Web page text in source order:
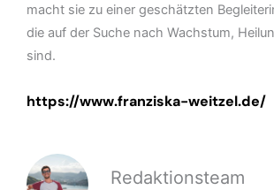
macht sie zu einer geschätzten
die auf der Suche nach Wachstum,
sind.
https://www.franziska-weitzel.de/
Redaktionsteam